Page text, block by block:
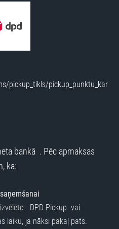
pickup_tikls/pickup_punktu_kar
bankā . Pēc apmaksas
ka:
DPD Pickup vai
laiku, ja nāksi pakaļ pats.